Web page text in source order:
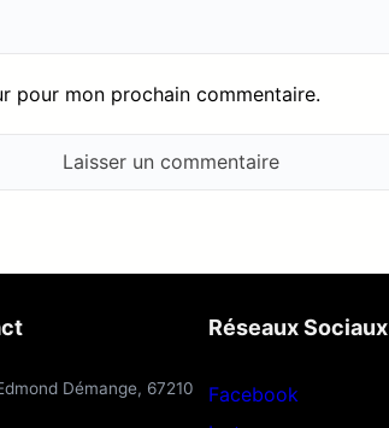
pour mon prochain commentaire.
Démange, 67210
Réseaux Sociaux
Facebook